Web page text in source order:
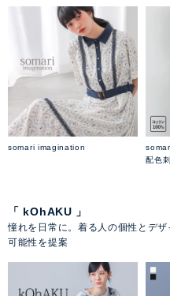
somari imagination
配色
「 kOhAKU 」
憧れを日常に。着る人の個性とデ
可能性を提案